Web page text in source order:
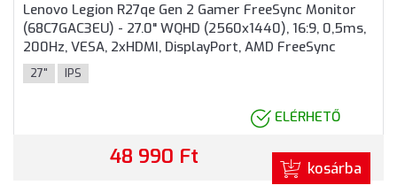
Lenovo Legion R27qe Gen 2 Gamer FreeSync Monitor
(68C7GAC3EU) - 27.0" WQHD (2560x1440), 16:9, 0,5ms,
200Hz, VESA, 2xHDMI, DisplayPort, AMD FreeSync
Premium, 3 év garancia, Fekete színben
27" IPS
ELÉRHETŐ
48 990 Ft kosárba